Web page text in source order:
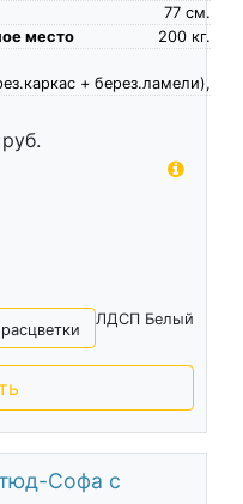
см.
77
место
кг.
200
+ берез.ламели),
руб.
ЛДСП Белый
Софа с